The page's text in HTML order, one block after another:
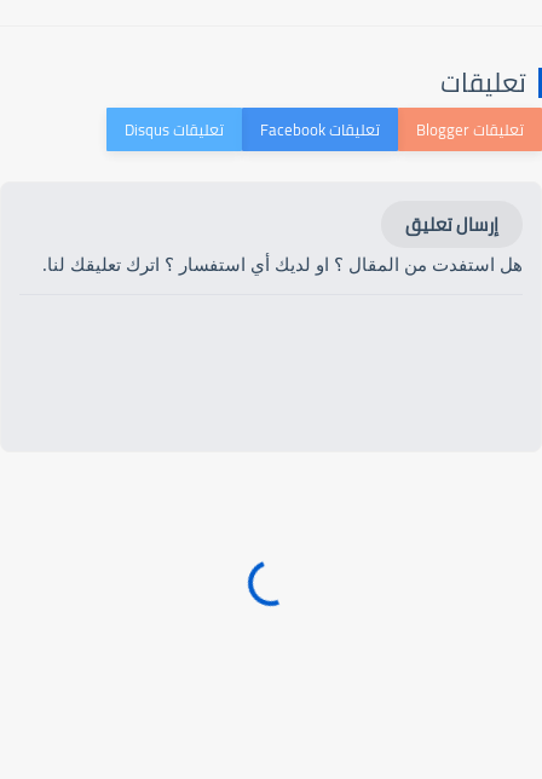
تعليقات
إرسال تعليق
هل استفدت من المقال ؟ او لديك أي استفسار ؟ اترك تعليقك لنا.